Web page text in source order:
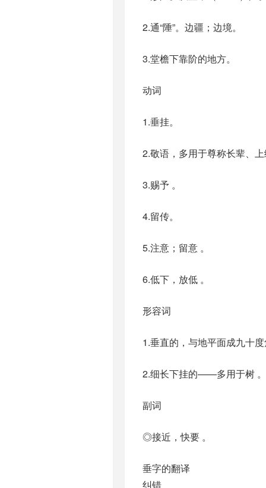
2.通“陲”。边疆；边境。
3.堂檐下靠阶的地方。
动词
1.垂挂。
2.敬语，多用于尊称长辈、上
3.赐予 。
4.留传。
5.注意；留意 。
6.低下，放低 。
形容词
1.垂直的，与地平面成九十度
2.细长下挂的——多用于树 。
副词
◎接近，快要 。
垂字的翻译
纠错